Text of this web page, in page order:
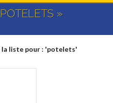
»
la liste pour : 'potelets'